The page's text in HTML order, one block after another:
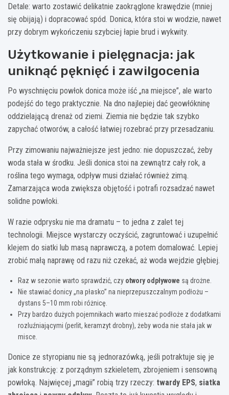
Detale: warto zostawić delikatnie zaokrąglone krawędzie (mniej
się obijają) i dopracować spód. Donica, która stoi w wodzie, nawet
przy dobrym wykończeniu szybciej łapie brud i wykwity.
Użytkowanie i pielęgnacja: jak
uniknąć pęknięć i zawilgocenia
Po wyschnięciu powłok donica może iść „na miejsce”, ale warto
podejść do tego praktycznie. Na dno najlepiej dać geowłókninę
oddzielającą drenaż od ziemi. Ziemia nie będzie tak szybko
zapychać otworów, a całość łatwiej rozebrać przy przesadzaniu.
Przy zimowaniu najważniejsze jest jedno: nie dopuszczać, żeby
woda stała w środku. Jeśli donica stoi na zewnątrz cały rok, a
roślina tego wymaga, odpływ musi działać również zimą.
Zamarzająca woda zwiększa objętość i potrafi rozsadzać nawet
solidne powłoki.
W razie odprysku nie ma dramatu – to jedna z zalet tej
technologii. Miejsce wystarczy oczyścić, zagruntować i uzupełnić
klejem do siatki lub masą naprawczą, a potem domalować. Lepiej
zrobić małą naprawę od razu niż czekać, aż woda wejdzie głębiej.
Raz w sezonie warto sprawdzić, czy otwory odpływowe są drożne.
Nie stawiać donicy „na płasko” na nieprzepuszczalnym podłożu –
dystans 5–10 mm robi różnicę.
Przy bardzo dużych pojemnikach warto mieszać podłoże z dodatkami
rozluźniającymi (perlit, keramzyt drobny), żeby woda nie stała jak w
misce.
Donice ze styropianu nie są jednorazówką, jeśli potraktuje się je
jak konstrukcję: z porządnym szkieletem, zbrojeniem i sensowną
powłoką. Najwięcej „magii” robią trzy rzeczy: twardy EPS, siatka